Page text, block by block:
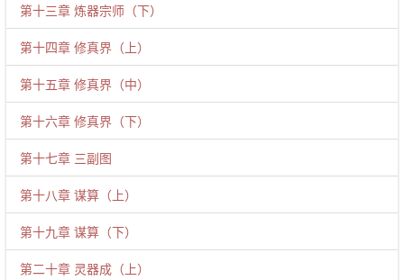
第十三章 炼器宗师（下）
第十四章 修真界（上）
第十五章 修真界（中）
第十六章 修真界（下）
第十七章 三副图
第十八章 谋算（上）
第十九章 谋算（下）
第二十章 灵器成（上）